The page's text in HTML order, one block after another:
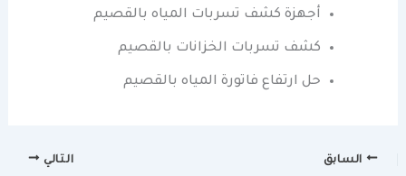
أجهزة كشف تسربات المياه بالقصيم
كشف تسربات الخزانات بالقصيم
حل ارتفاع فاتورة المياه بالقصيم
السابق التالي